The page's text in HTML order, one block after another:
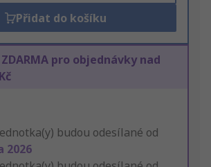
Přidat do košíku
pro objednávky nad
budou odesílané od
2026